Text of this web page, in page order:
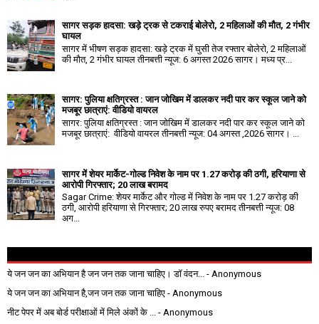
सागर सड़क हादसा: खड़े ट्रक से टकराई बोलेरो, 2 महिलाओं की मौत, 2 गंभीर
घायल
सागर में भीषण सड़क हादसा: खड़े ट्रक में घुसी तेज रफ्तार बोलेरो, 2 महिलाओं
की मौत, 2 गंभीर घायल तीनबत्ती न्यूज: 6 अगस्त 2026 सागर। मध्य प्र...
सागर: पुलिया क्षतिग्रस्त : जान जोखिम में डालकर नदी पार कर स्कूल जाने को
मजबूर छात्राएं: वीडियो वायरल
सागर: पुलिया क्षतिग्रस्त : जान जोखिम में डालकर नदी पार कर स्कूल जाने को
मजबूर छात्राएं: वीडियो वायरल तीनबत्ती न्यूज: 04 अगस्त ,2026 सागर। ...
सागर में शेयर मार्केट-गोल्ड निवेश के नाम पर 1.27 करोड़ की ठगी, हरियाणा से
आरोपी गिरफ्तार; 20 लाख बरामद
Sagar Crime: शेयर मार्केट और गोल्ड में निवेश के नाम पर 1.27 करोड़ की
ठगी, आरोपी हरियाणा से गिरफ्तार; 20 लाख रुपए बरामद तीनबत्ती न्यूज: 08
अग...
ये जन जन का अभियान है जन जन तक जाना चाहिए। डॉ वंदन...
- Anonymous
ये जन जन का अभियान है,जन जन तक जाना चाहिए - Anonymous
नीट पेपर में अब बोर्ड परीक्षाओं में मिले अंकों के ...
- Anonymous